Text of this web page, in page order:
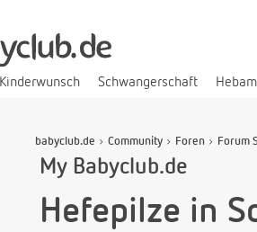
Kinderwunsch Schwangerschaft
babyclub.de Community Foren Forum
My Babyclub.de
Hefepilze in